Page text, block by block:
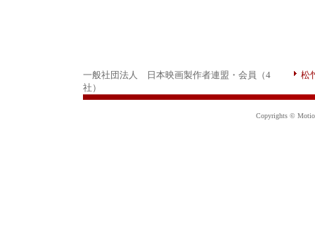
一般社団法人 日本映画製作者連盟・会員（4
社）
松
Copyrights ©